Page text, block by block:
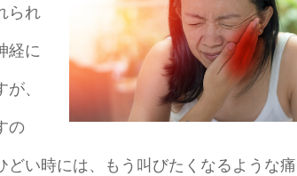
られ
経に
、
の
い時には、もう叫びたくなるような痛